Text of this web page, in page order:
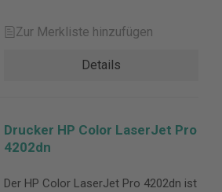
Zur Merkliste hinzufügen
Details
Drucker HP Color LaserJet Pro
4202dn
Der HP Color LaserJet Pro 4202dn ist